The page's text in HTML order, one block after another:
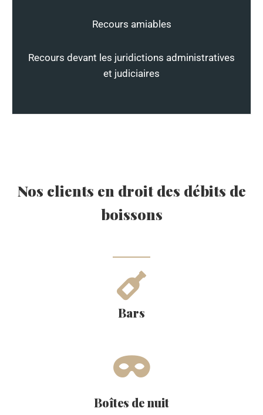
Recours amiables
Recours devant les juridictions administratives
et judiciaires
Nos clients en droit des débits de
boissons
Bars
Boîtes de nuit